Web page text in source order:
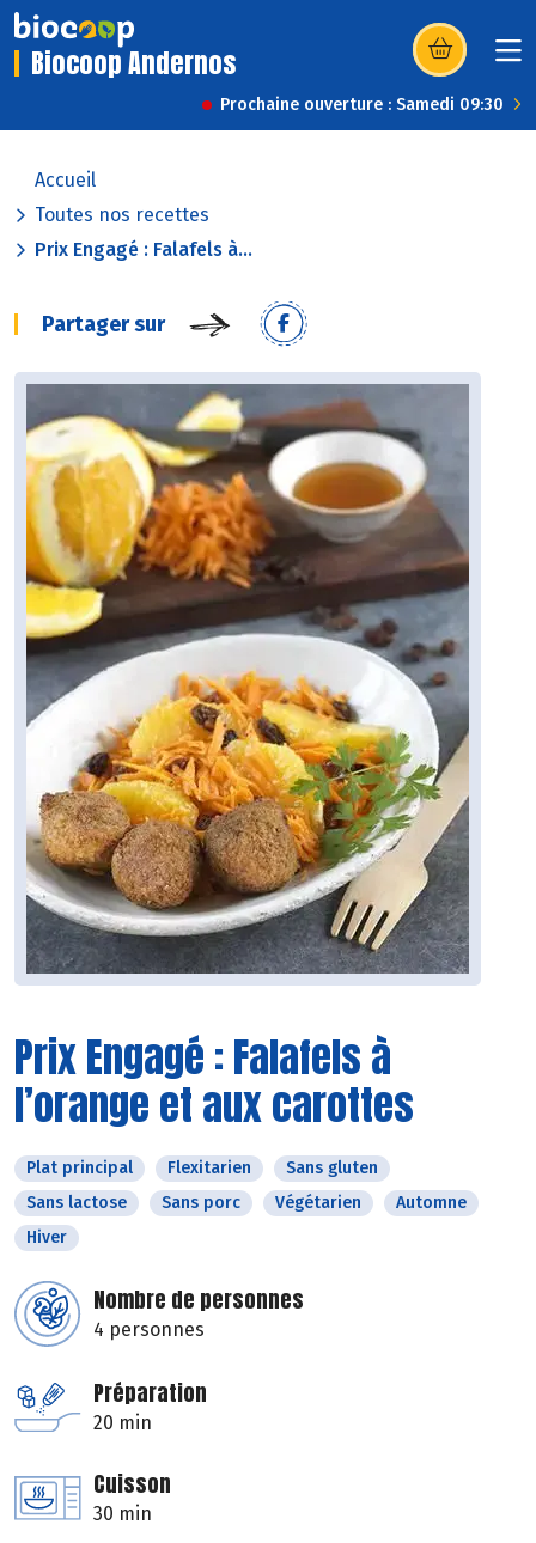
Biocoop Andernos (s’ouvre dans
Prochaine ouverture : Samedi 09:30
Accueil
Toutes nos recettes
Prix Engagé : Falafels à...
Partager sur
Prix Engagé : Falafels à
l’orange et aux carottes
Plat principal Flexitarien
Sans gluten
Sans lactose
Sans porc Végétarien
Automne
Hiver
Nombre de personnes
4 personnes
Préparation
20 min
Cuisson
30 min